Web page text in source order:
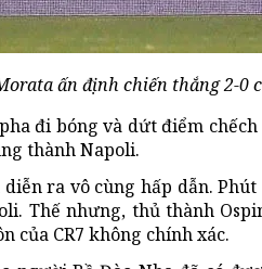
ấn định chiến thắng 2-0
pha đi bóng và dứt điểm
thành Napoli.
ra vô cùng hấp dẫn.
Thế nhưng, thủ thành
của CR7 không chính xác.